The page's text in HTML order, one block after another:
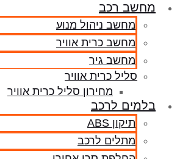
מחשב רכב
מחשב ניהול מנוע
מחשב כרית אוויר
מחשב גיר
סליל כרית אוויר
מחירון סליל כרית אוויר
בלמים לרכב
תיקון ABS
מתלים לרכב